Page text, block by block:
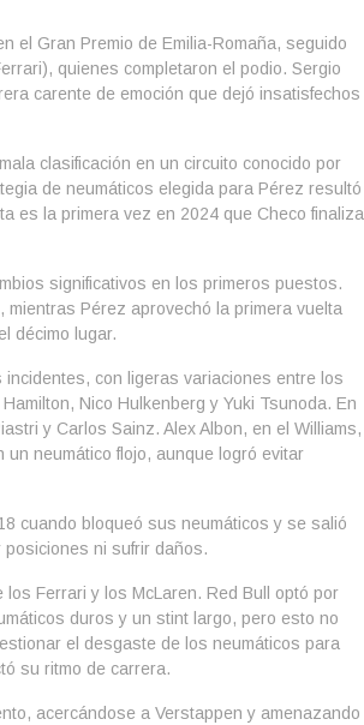
el Gran Premio de Emilia-Romaña, seguido
quienes completaron el podio. Sergio
carente de emoción que dejó insatisfechos
clasificación en un circuito conocido por
de neumáticos elegida para Pérez resultó
es la primera vez en 2024 que Checo finaliza
significativos en los primeros puestos.
Pérez aprovechó la primera vuelta
décimo lugar.
con ligeras variaciones entre los
Nico Hulkenberg y Yuki Tsunoda. En
y Carlos Sainz. Alex Albon, en el Williams,
neumático flojo, aunque logró evitar
cuando bloqueó sus neumáticos y se salió
ni sufrir daños.
Ferrari y los McLaren. Red Bull optó por
duros y un stint largo, pero esto no
el desgaste de los neumáticos para
su ritmo de carrera.
acercándose a Verstappen y amenazando